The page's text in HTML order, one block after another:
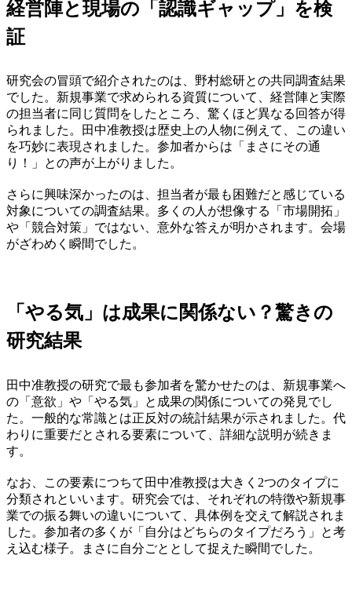
経営陣と現場の「認識ギャップ」を検
証
研究会の冒頭で紹介されたのは、野村総研との共同調査結果
でした。新規事業で求められる資質について、経営陣と実際
の担当者に同じ質問をしたところ、驚くほど異なる回答が得
られました。田中准教授は歴史上の人物に例えて、この違い
を巧妙に表現されました。参加者からは「まさにその通
り！」との声が上がりました。
さらに興味深かったのは、担当者が最も困難だと感じている
対象についての調査結果。多くの人が想像する「市場開拓」
や「競合対策」ではない、意外な答えが明かされます。会場
がざわめく瞬間でした。
「やる気」は成果に関係ない？驚きの
研究結果
田中准教授の研究で最も参加者を驚かせたのは、新規事業へ
の「意欲」や「やる気」と成果の関係についての発見でし
た。一般的な常識とは正反対の統計結果が示されました。代
わりに重要だとされる要素について、詳細な説明が続きま
す。
なお、この要素につちて田中准教授は大きく2つのタイプに
分類されといいます。研究会では、それぞれの特徴や新規事
業での振る舞いの違いについて、具体例を交えて解説されま
した。参加者の多くが「自分はどちらのタイプだろう」と考
え込む様子。まさに自分ごととして捉えた瞬間でした。